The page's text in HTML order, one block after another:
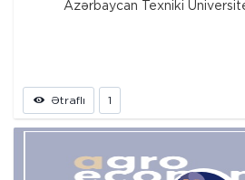
Azərbaycan Texniki
Ətraflı 1